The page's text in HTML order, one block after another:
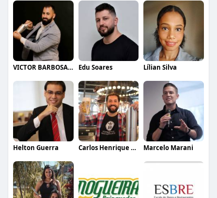
VICTOR BARBOSA QUARANTA Edu Soares Lílian Silva
Helton Guerra Carlos Henrique de Faria Vasconcelos Marcelo Marani